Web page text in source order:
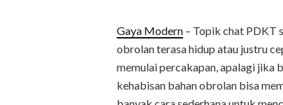
Gaya Modern – Topik chat PDKT
obrolan terasa hidup atau justru
memulai percakapan, apalagi jika
kehabisan bahan obrolan bisa